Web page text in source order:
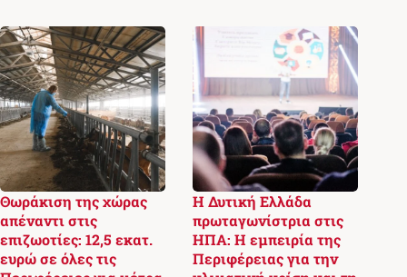
Θωράκιση της χώρας
απέναντι στις
επιζωοτίες: 12,5 εκατ.
ευρώ σε όλες τις
Η Δυτική Ελλάδα
πρωταγωνίστρια στις
ΗΠΑ: Η εμπειρία της
Περιφέρειας για την